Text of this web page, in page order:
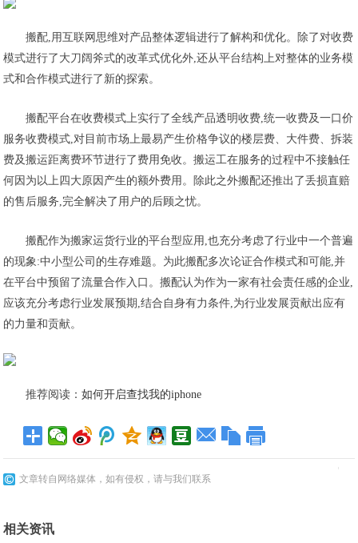
搬配,用互联网思维对产品整体逻辑进行了解构和优化。除了对收费
模式进行了大刀阔斧式的改革式优化外,还从平台结构上对整体的业务模
式和合作模式进行了新的探索。
搬配平台在收费模式上实行了全线产品透明收费,统一收费及一口价
服务收费模式,对目前市场上最易产生价格争议的楼层费、大件费、拆装
费及搬运距离费环节进行了费用免收。搬运工在服务的过程中不接触任
何因为以上四大原因产生的额外费用。除此之外搬配还推出了丢损直赔
的售后服务,完全解决了用户的后顾之忧。
搬配作为搬家运货行业的平台型应用,也充分考虑了行业中一个普遍
的现象:中小型公司的生存难题。为此搬配多次论证合作模式和可能,并
在平台中预留了流量合作入口。搬配认为作为一家有社会责任感的企业,
应该充分考虑行业发展预期,结合自身有力条件,为行业发展贡献出应有
的力量和贡献。
推荐阅读：如何开启查找我的iphone
文章转自网络媒体，如有侵权，请与我们联系
相关资讯